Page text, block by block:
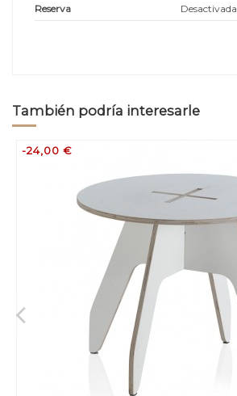
Reserva
Desactivada
También podría interesarle
-24,00 €